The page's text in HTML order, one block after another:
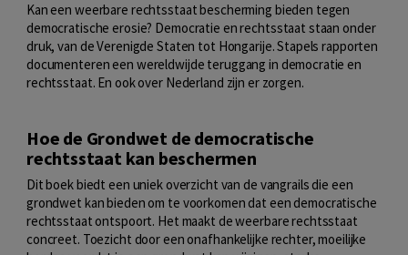
Kan een weerbare rechtsstaat bescherming bieden tegen
democratische erosie? Democratie en rechtsstaat staan onder
druk, van de Verenigde Staten tot Hongarije. Stapels rapporten
documenteren een wereldwijde teruggang in democratie en
rechtsstaat. En ook over Nederland zijn er zorgen.
Hoe de Grondwet de democratische
rechtsstaat kan beschermen
Dit boek biedt een uniek overzicht van de vangrails die een
grondwet kan bieden om te voorkomen dat een democratische
rechtsstaat ontspoort. Het maakt de weerbare rechtsstaat
concreet. Toezicht door een onafhankelijke rechter, moeilijke